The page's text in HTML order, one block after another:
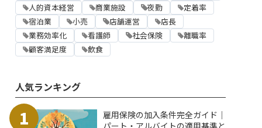
人的資本経営
商業施設 夜勤
定着率
宿泊業
小売 店舗運営
店長
業務効率化
看護師 社会保険
離職率
顧客満足度
飲食
人気ランキング
1
雇用保険の加入条件完全ガイド｜
パート・アルバイトの適用基準と